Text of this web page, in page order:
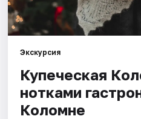
Артисты
Экскурсия
Купеческая
нотками
Коломне